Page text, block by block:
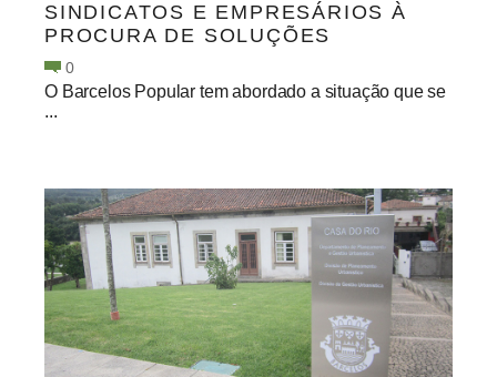
SINDICATOS E EMPRESÁRIOS À
PROCURA DE SOLUÇÕES
0
O Barcelos Popular tem abordado a situação que se
...